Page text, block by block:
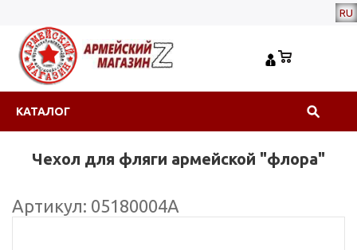
RU
КАТАЛОГ
Чехол для фляги армейской "флора"
Артикул: 05180004А